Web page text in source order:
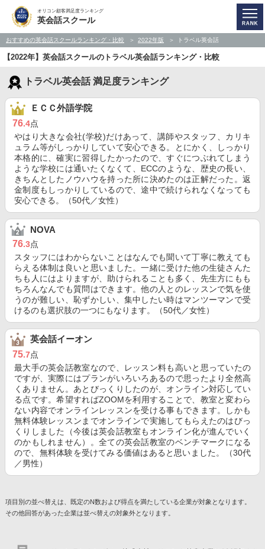
オリコン顧客満足度ランキング
英会話スクール
おすすめの英会話スクールランキング・比較 2022年版 トラベル英会話
【2022年】英会話スクールのトラベル英会話ランキング・比較
トラベル英会話 満足度ランキング
ＥＣＣ外語学院
76.4点
やはり大きな会社(学校)だけあって、講師やスタッフ、カリキ
ュラム等がしっかりしていて安心できる。とにかく、しっかり
本格的に、確実に習得したかったので、すぐにつぶれてしまう
ような学校には通いたくなくて、ECCのような、歴史の長い、
きちんとしたノウハウを持った所に決めたのは正解だった。返
金制度もしっかりしているので、途中で続けられなくなっても
安心できる。（50代／女性）
NOVA
76.3点
スタッフにはわからないことはなんでも聞いて丁寧に教えても
らえる体制は良いと思いました。一緒に受けた他の生徒さんた
ちも人にはよりますが、助けられることも多く、先生方にもも
ちろんなんでも質問はできます。他の人とのレッスンで気を使
うのが難しい、恥ずかしい、集中したい時はマンツーマンで受
けるのも選択肢の一つにもなります。（50代／女性）
英会話イーオン
75.7点
最大手の英会話教室なので、レッスン料も高いと思っていたの
ですが、実際にはプランがいろいろあるので思ったより全然高
くありません。あとびっくりしたのが、オンライン対応してい
る点です。希望すればZOOMを利用することで、教室と変わら
ない内容でオンラインレッスンを受ける事もできます。しかも
無料体験レッスンまでオンラインで実施してもらえたのはびっ
くりしました（今後は英会話教室もオンライン化が進んでいく
のかもしれません）。全ての英会話教室のベンチマークになる
ので、無料体験を受けてみる価値はあると思いました。（30代
／男性）
項目別の並べ替えは、既定のN数および得点を満たしている企業が対象となります。
その他回答があった企業は並べ替えの対象外となります。